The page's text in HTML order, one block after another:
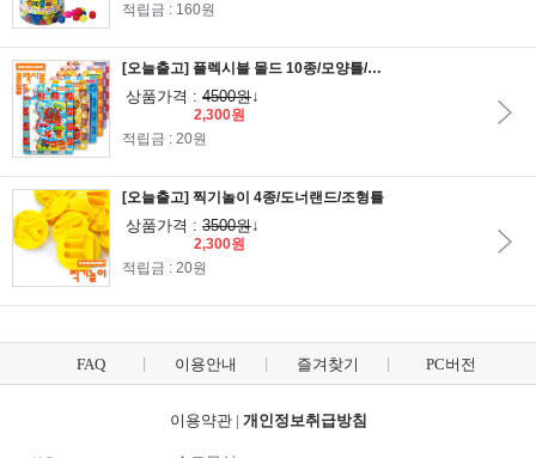
적립금 : 160원
[오늘출고] 플렉시블 몰드 10종/모양틀/모형틀/조형틀
상품가격 : 4500원↓
2,300원
적립금 : 20원
[오늘출고] 찍기놀이 4종/도너랜드/조형틀
상품가격 : 3500원↓
2,300원
적립금 : 20원
FAQ 이용안내 즐겨찾기 PC버전
이용약관| 개인정보취급방침